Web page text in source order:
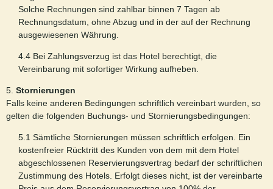
Solche Rechnungen sind zahlbar binnen 7 Tagen ab
Rechnungsdatum, ohne Abzug und in der auf der Rechnung
ausgewiesenen Währung.
4.4 Bei Zahlungsverzug ist das Hotel berechtigt, die
Vereinbarung mit sofortiger Wirkung aufheben.
5. Stornierungen
Falls keine anderen Bedingungen schriftlich vereinbart wurden, so
gelten die folgenden Buchungs- und Stornierungsbedingungen:
5.1 Sämtliche Stornierungen müssen schriftlich erfolgen. Ein
kostenfreier Rücktritt des Kunden von dem mit dem Hotel
abgeschlossenen Reservierungsvertrag bedarf der schriftlichen
Zustimmung des Hotels. Erfolgt dieses nicht, ist der vereinbarte